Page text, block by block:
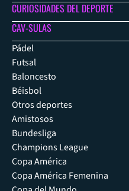
CURIOSIDADES DEL DEPORTE
CAV-SULAS
Pádel
Futsal
Baloncesto
Béisbol
Otros deportes
Amistosos
Bundesliga
Champions League
Copa América
Copa América Femenina